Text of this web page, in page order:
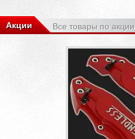
Акции Все товары по акции